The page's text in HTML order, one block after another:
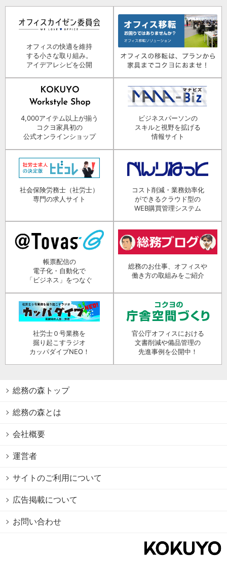
オフィスの快適を維持
する小さな取り組み。
アイデアレシピを公開
4,000アイテム以上が揃う
コクヨ家具初の
公式オンラインショップ
ビジネスパーソンの
スキルと視野を拡げる
情報サイト
社会保険労務士（社労士）
専門の求人サイト
コスト削減・業務効率化
ができるクラウド型の
WEB購買管理システム
帳票配信の
電子化・自動化で
「ビジネス」をつなぐ
総務のお仕事、オフィスや
働き方の取組みをご紹介
社労士０号業務を
掘り起こすラジオ
カッパダイブNEO！
官公庁オフィスにおける
文書削減や備品管理の
先進事例を公開中！
総務の森トップ
総務の森とは
会社概要
運営者
サイトのご利用について
広告掲載について
お問い合わせ